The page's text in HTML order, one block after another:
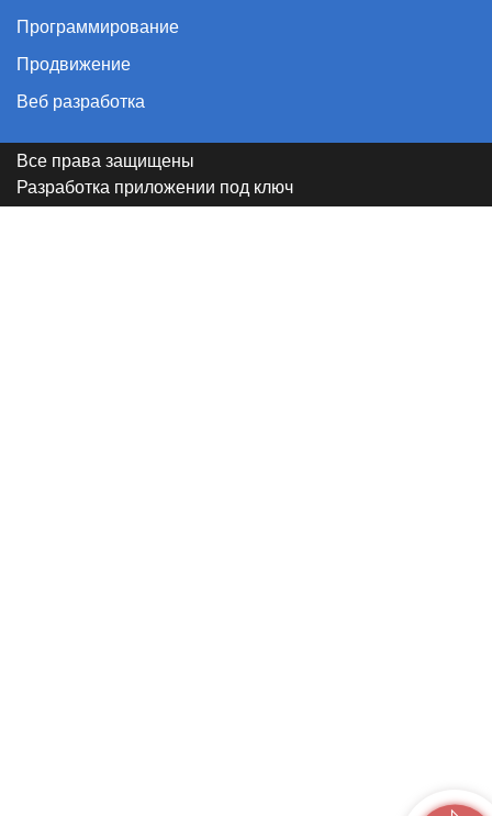
Программирование
Продвижение
Веб разработка
Все права защищены
Разработка приложении под ключ